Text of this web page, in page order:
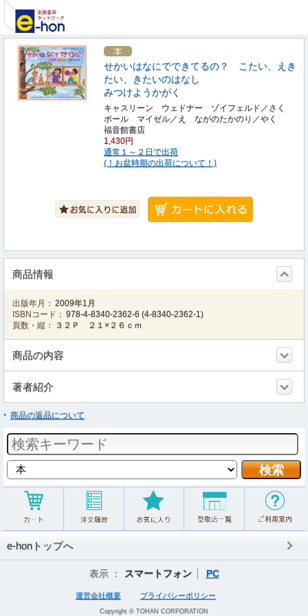
せかいはなにでできてるの？ こたい、えき
たい、きたいのはなし
みつけようかがく
キャスリーン ウェドナー ゾイフェルド／さく
ポール マイゼル／え ながのたかのり／やく
福音館書店
1,430円
通常１～２日で出荷
(！お盆時期の出荷について！)
商品情報
出版年月： 2009年1月
ISBNコード： 978-4-8340-2362-6 (4-8340-2362-1)
頁数・縦：
３２Ｐ ２１×２６ｃｍ
商品の内容
著者紹介
商品の返品について
e-honトップへ
表示 ： スマートフォン PC
運営会社概要 プライバシーポリシー
Copyright © TOHAN CORPORATION